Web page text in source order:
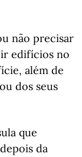
não precisar
edifícios no
além de
dos seus
que
da